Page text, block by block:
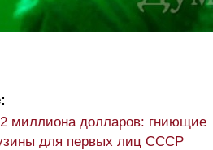
миллиона долларов: гниющие
для первых лиц СССР